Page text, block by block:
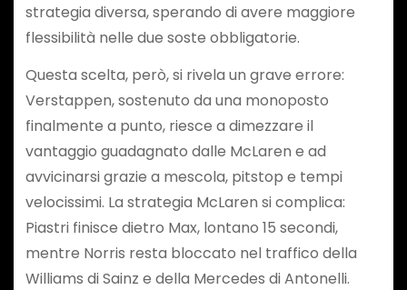
strategia diversa, sperando di avere maggiore
flessibilità nelle due soste obbligatorie.
Questa scelta, però, si rivela un grave errore:
Verstappen, sostenuto da una monoposto
finalmente a punto, riesce a dimezzare il
vantaggio guadagnato dalle McLaren e ad
avvicinarsi grazie a mescola, pitstop e tempi
velocissimi. La strategia McLaren si complica:
Piastri finisce dietro Max, lontano 15 secondi,
mentre Norris resta bloccato nel traffico della
Williams di Sainz e della Mercedes di Antonelli.